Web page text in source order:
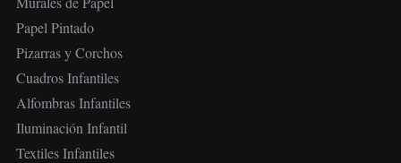
Papel Pintado
Pizarras y Corchos
Cuadros Infantiles
Alfombras Infantiles
Iluminación Infantil
Textiles Infantiles